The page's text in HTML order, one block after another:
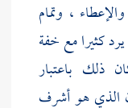
، وتمام
كثيرا مع خفة
ذلك باعتبار
الذي هو أشرف